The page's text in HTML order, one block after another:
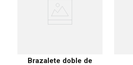
Brazalete doble de